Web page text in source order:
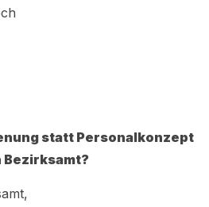
statt Personalkonzept
Bezirksamt?